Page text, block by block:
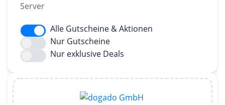
Server
Alle Gutscheine & Aktionen
Nur Gutscheine
Nur exklusive Deals